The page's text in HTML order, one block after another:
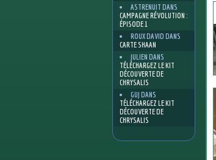
ASTRENUIT DANS
CAMPAGNE RÉVOLUTION :
ÉPISODE 1
ROUX DAVID DANS
CARTE SHAAN
JULIEN DANS
TÉLÉCHARGEZ LE KIT
DÉCOUVERTE DE
CHRYSALIS
GUJ DANS
TÉLÉCHARGEZ LE KIT
DÉCOUVERTE DE
CHRYSALIS